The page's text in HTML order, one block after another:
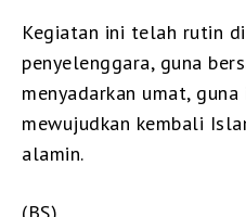
Kegiatan ini telah rutin
penyelenggara, guna
menyadarkan umat,
mewujudkan kembali
alamin.